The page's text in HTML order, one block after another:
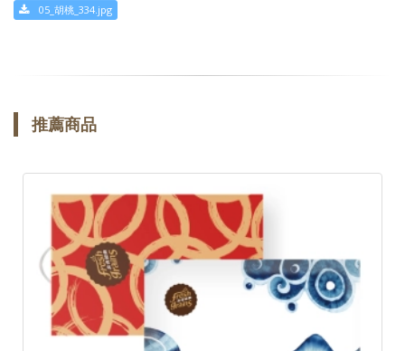
05_胡桃_334.jpg
推薦商品